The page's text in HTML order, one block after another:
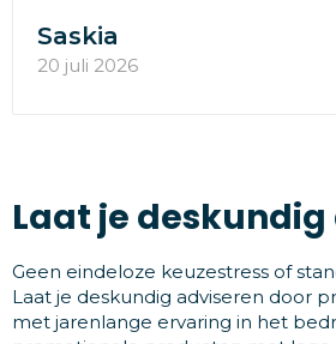
Saskia
20 juli 2026
Laat je
Geen eindeloze keuzestress of
Laat je deskundig adviseren door
met jarenlange ervaring in het